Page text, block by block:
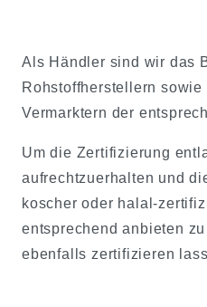
Als Händler sind wir das
Rohstoffherstellern sowie
Vermarktern der
Um die Zertifizierung
aufrechtzuerhalten und
koscher oder halal-
entsprechend anbieten
ebenfalls zertifizieren